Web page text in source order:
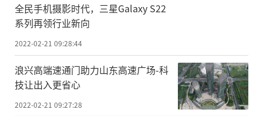
全民手机摄影时代，三星Galaxy S22
系列再领行业新向
2022-02-21 09:28:44
浪兴高端速通门助力山东高速广场-科
技让出入更省心
2022-02-21 09:27:28